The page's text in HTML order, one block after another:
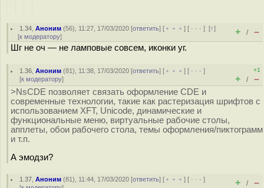
1.34 ,Аноним (56), 11:27, 17/03/2020 [ответить] [ ﹢﹢﹢] [ · · ·][↑]
[к модератору] + / –
Шг не оч — не ламповые совсем, иконки уг.
1.36 ,Аноним (81), 11:38, 17/03/2020 [ответить] [ ﹢﹢﹢] [ · · ·]
[к модератору]
+1
+ / –
>NsCDE позволяет связать оформление CDE и
современные технологии, такие как растеризация шрифтов с
использованием XFT, Unicode, динамические и
функциональные меню, виртуальные рабочие столы,
апплеты, обои рабочего стола, темы оформления/пиктограмм
и т.п.
А эмодзи?
1.37 ,Аноним (81), 11:44, 17/03/2020 [ответить] [ ﹢﹢﹢] [ · · ·]
+ / –